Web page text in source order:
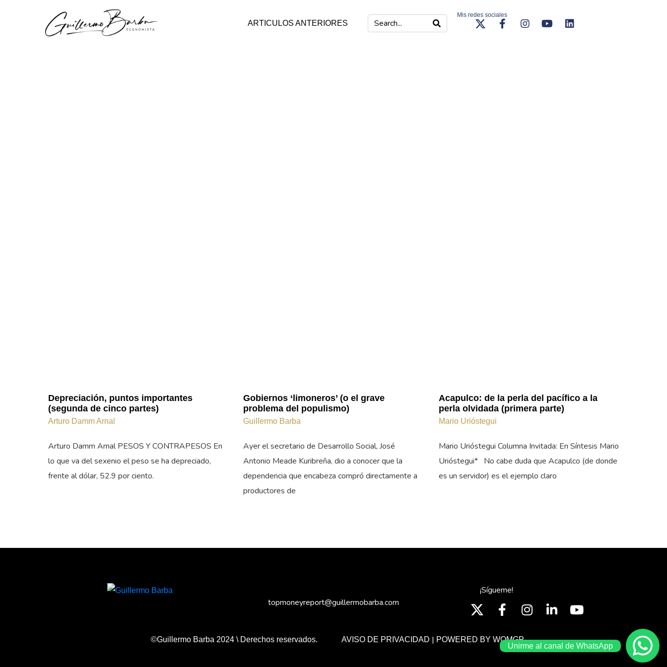
ARTICULOS ANTERIORES
Mis redes sociales
Depreciación, puntos importantes
(segunda de cinco partes)
Arturo Damm Arnal
Arturo Damm Arnal PESOS Y CONTRAPESOS En
lo que va del sexenio el peso se ha depreciado,
frente al dólar, 52.9 por ciento.
Gobiernos ‘limoneros’ (o el grave
problema del populismo)
Guillermo Barba
Ayer el secretario de Desarrollo Social, José
Antonio Meade Kuribreña, dio a conocer que la
dependencia que encabeza compró directamente a
productores de
Acapulco: de la perla del pacífico a la
perla olvidada (primera parte)
Mario Urióstegui
Mario Urióstegui Columna Invitada: En Síntesis Mario
Urióstegui* No cabe duda que Acapulco (de donde
es un servidor) es el ejemplo claro
topmoneyreport@guillermobarba.com
¡Sígueme!
©Guillermo Barba 2024 \ Derechos reservados. AVISO DE PRIVACIDAD | POWERED BY WOMGP
Unirme al canal de WhatsApp